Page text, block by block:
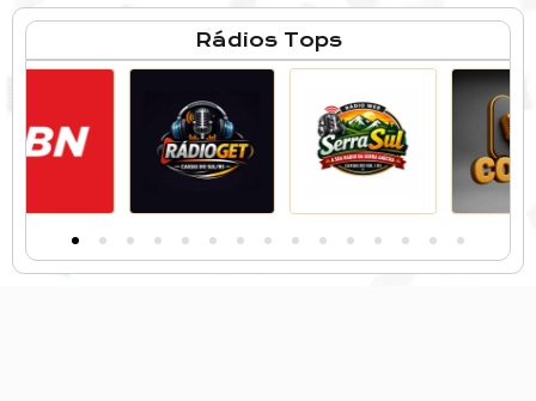
Rádios Tops